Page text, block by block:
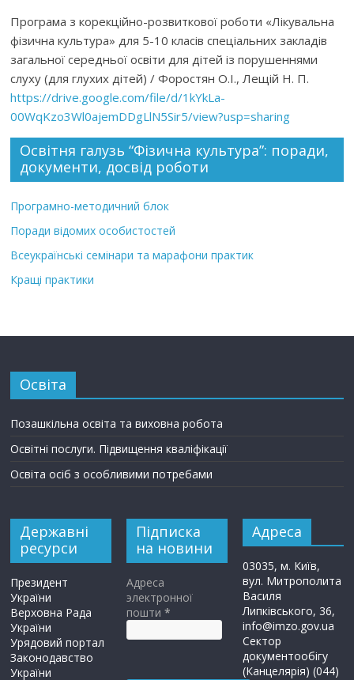
Програма з корекційно-розвиткової роботи «Лікувальна
фізична культура» для 5-10 класів спеціальних закладів
загальної середньої освіти для дітей із порушеннями
слуху (для глухих дітей) / Форостян О.І., Лещій Н. П.
https://drive.google.com/file/d/1kYkLa-
00WqKzo3Wl0ajemDDgLlN5Sir5/view?usp=sharing
Освітня галузь “Фізична культура”: поради,
документи, досвід роботи
Програмно-методичний блок
Поради відомих особистостей
Всеукраїнські семінари та марафони практик
Кращі практики
Освіта
Позашкільна освіта та виховна робота
Освітні послуги. Підвищення кваліфікації
Освіта осіб з особливими потребами
Державні
ресурси
Президент
України
Верховна Рада
України
Урядовий портал
Законодавство
України
Підписка
на новини
Адреса
электронної
пошти*
Адреса
03035, м. Київ,
вул. Митрополита
Василя
Липківського, 36,
info@imzo.gov.ua
Сектор
документообігу
(Канцелярія) (044)